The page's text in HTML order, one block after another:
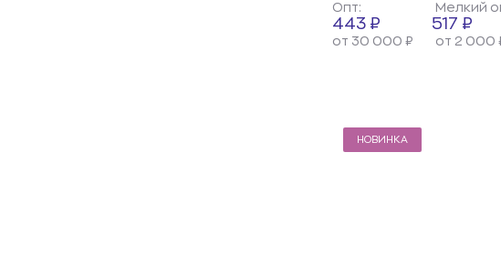
Опт: Мелкий
443 ₽ 517 ₽
от 30 000 ₽ от 2 000
НОВИНКА